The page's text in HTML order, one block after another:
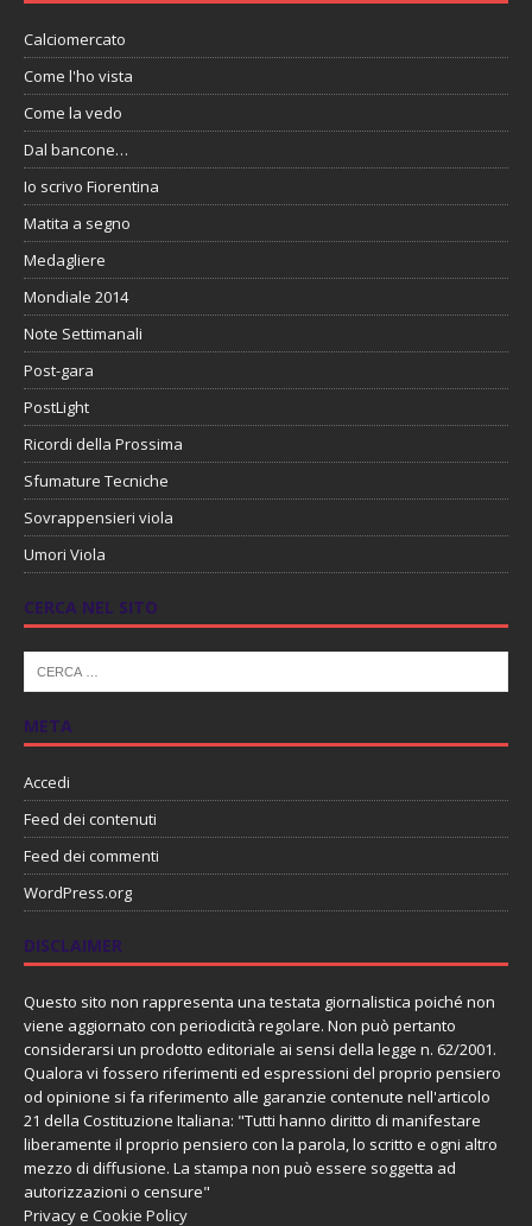
Calciomercato
Come l'ho vista
Come la vedo
Dal bancone…
Io scrivo Fiorentina
Matita a segno
Medagliere
Mondiale 2014
Note Settimanali
Post-gara
PostLight
Ricordi della Prossima
Sfumature Tecniche
Sovrappensieri viola
Umori Viola
CERCA NEL SITO
META
Accedi
Feed dei contenuti
Feed dei commenti
WordPress.org
DISCLAIMER
Questo sito non rappresenta una testata giornalistica poiché non
viene aggiornato con periodicità regolare. Non può pertanto
considerarsi un prodotto editoriale ai sensi della legge n. 62/2001.
Qualora vi fossero riferimenti ed espressioni del proprio pensiero
od opinione si fa riferimento alle garanzie contenute nell'articolo
21 della Costituzione Italiana: "Tutti hanno diritto di manifestare
liberamente il proprio pensiero con la parola, lo scritto e ogni altro
mezzo di diffusione. La stampa non può essere soggetta ad
autorizzazioni o censure"
Privacy e Cookie Policy